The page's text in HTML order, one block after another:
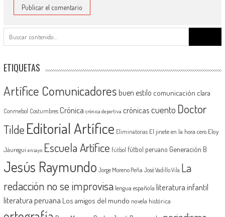
ETIQUETAS
Artífice Comunicadores buen estilo comunicación clara
Conmebol Costumbres Crónica crónica deportiva crónicascuento Doctor
Tilde Editorial Artífice Eliminatorias El jinete en la hora cero Eloy
Jáuregui ensayo Escuela Artífice fútbol fútbol peruano Generación B
Jesús Raymundo Jorge Moreno Peña José Vadillo Vila La
redacción no se improvisa lengua española literatura infantil
literatura peruana Los amigos del mundo novela histórica